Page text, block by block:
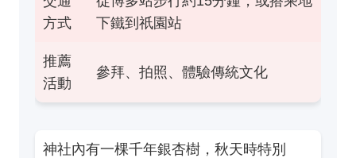
方式
下鐵到祇園站
推薦
活動
參拜、拍照、體驗傳統文化
神社內有一棵千年銀杏樹，秋天時特別